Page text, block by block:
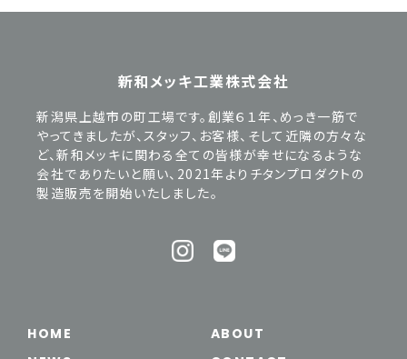
新和メッキ工業株式会社
新潟県上越市の町工場です。創業６１年、めっき一筋で
やってきましたが、スタッフ、お客様、そして近隣の方々な
ど、新和メッキに関わる全ての皆様が幸せになるような
会社でありたいと願い、2021年よりチタンプロダクトの
製造販売を開始いたしました。
HOME
ABOUT